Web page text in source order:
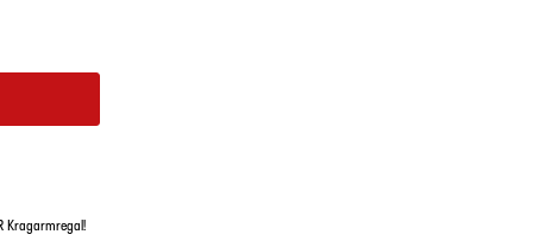
Kragarmregal!